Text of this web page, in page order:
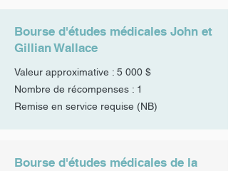
Bourse d'études médicales John et
Gillian Wallace
Valeur approximative : 5 000 $
Nombre de récompenses : 1
Remise en service requise (NB)
Bourse d'études médicales de la